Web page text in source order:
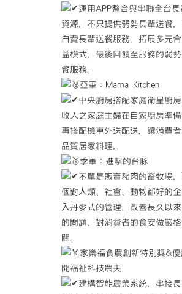
運用APP整合與串聯全台長
資源，不只提供弱勢長輩送餐
自費長輩送餐服務，拓展多元
益模式，最後回饋至服務的弱
餐服務。
亞軍：Mama Kitchen
中央廚房搭配家庭衛星廚
收入之家庭主婦在自家廚房準備
再搭配機車外送配送，讓消費
品質居家料理。
季軍：進擊的台豚
不單是販賣豬⾁的畜牧場
個對⼈類、社會、動物都好的企
⼊丹麥式的管理，改善長久以
的問題、對消費者的食安做嚴
關。
家樂福食農創新特別獎&優
開福祉科技農夫
建構智能農業系統，串接